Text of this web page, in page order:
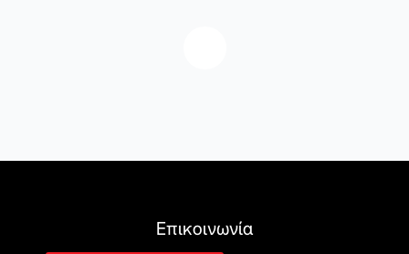
Επικοινωνία